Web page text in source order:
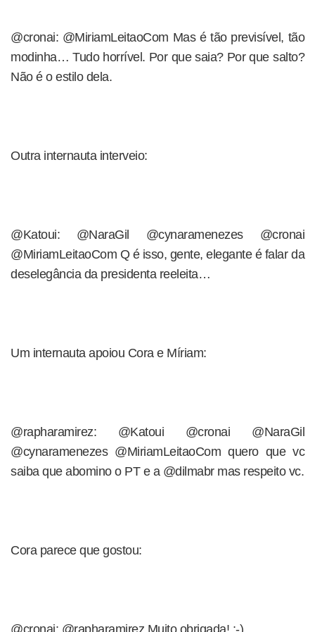
@cronai: @MiriamLeitaoCom Mas é tão previsível, tão
modinha… Tudo horrível. Por que saia? Por que salto?
Não é o estilo dela.
Outra internauta interveio:
@Katoui: @NaraGil @cynaramenezes @cronai
@MiriamLeitaoCom Q é isso, gente, elegante é falar da
deselegância da presidenta reeleita…
Um internauta apoiou Cora e Míriam:
@rapharamirez: @Katoui @cronai @NaraGil
@cynaramenezes @MiriamLeitaoCom quero que vc
saiba que abomino o PT e a @dilmabr mas respeito vc.
Cora parece que gostou:
@cronai: @rapharamirez Muito obrigada! :-)